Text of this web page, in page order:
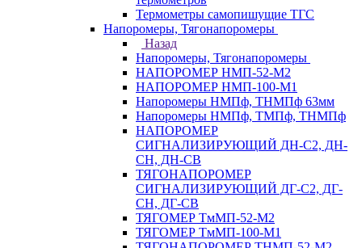
Термометры самопишущие ТГС
Напоромеры, Тягонапоромеры
Назад
Напоромеры, Тягонапоромеры
НАПОРОМЕР НМП-52-М2
НАПОРОМЕР НМП-100-М1
Напоромеры НМПф, ТНМПф 63мм
Напоромеры НМПф, ТМПф, ТНМПф
НАПОРОМЕР
СИГНАЛИЗИРУЮЩИЙ ДН-С2, ДН-
СН, ДН-СВ
ТЯГОНАПОРОМЕР
СИГНАЛИЗИРУЮЩИЙ ДГ-С2, ДГ-
СН, ДГ-СВ
ТЯГОМЕР ТмМП-52-М2
ТЯГОМЕР ТмМП-100-М1